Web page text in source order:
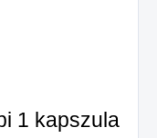
1 kapszula